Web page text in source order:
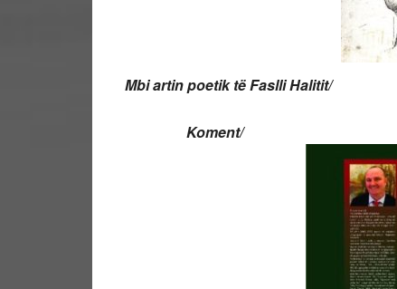
Mbi artin poetik të Faslli Halitit/
Koment/